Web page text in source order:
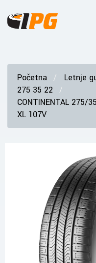
Početna
Letnje
275 35 22
CONTINENTAL 275/
XL 107V